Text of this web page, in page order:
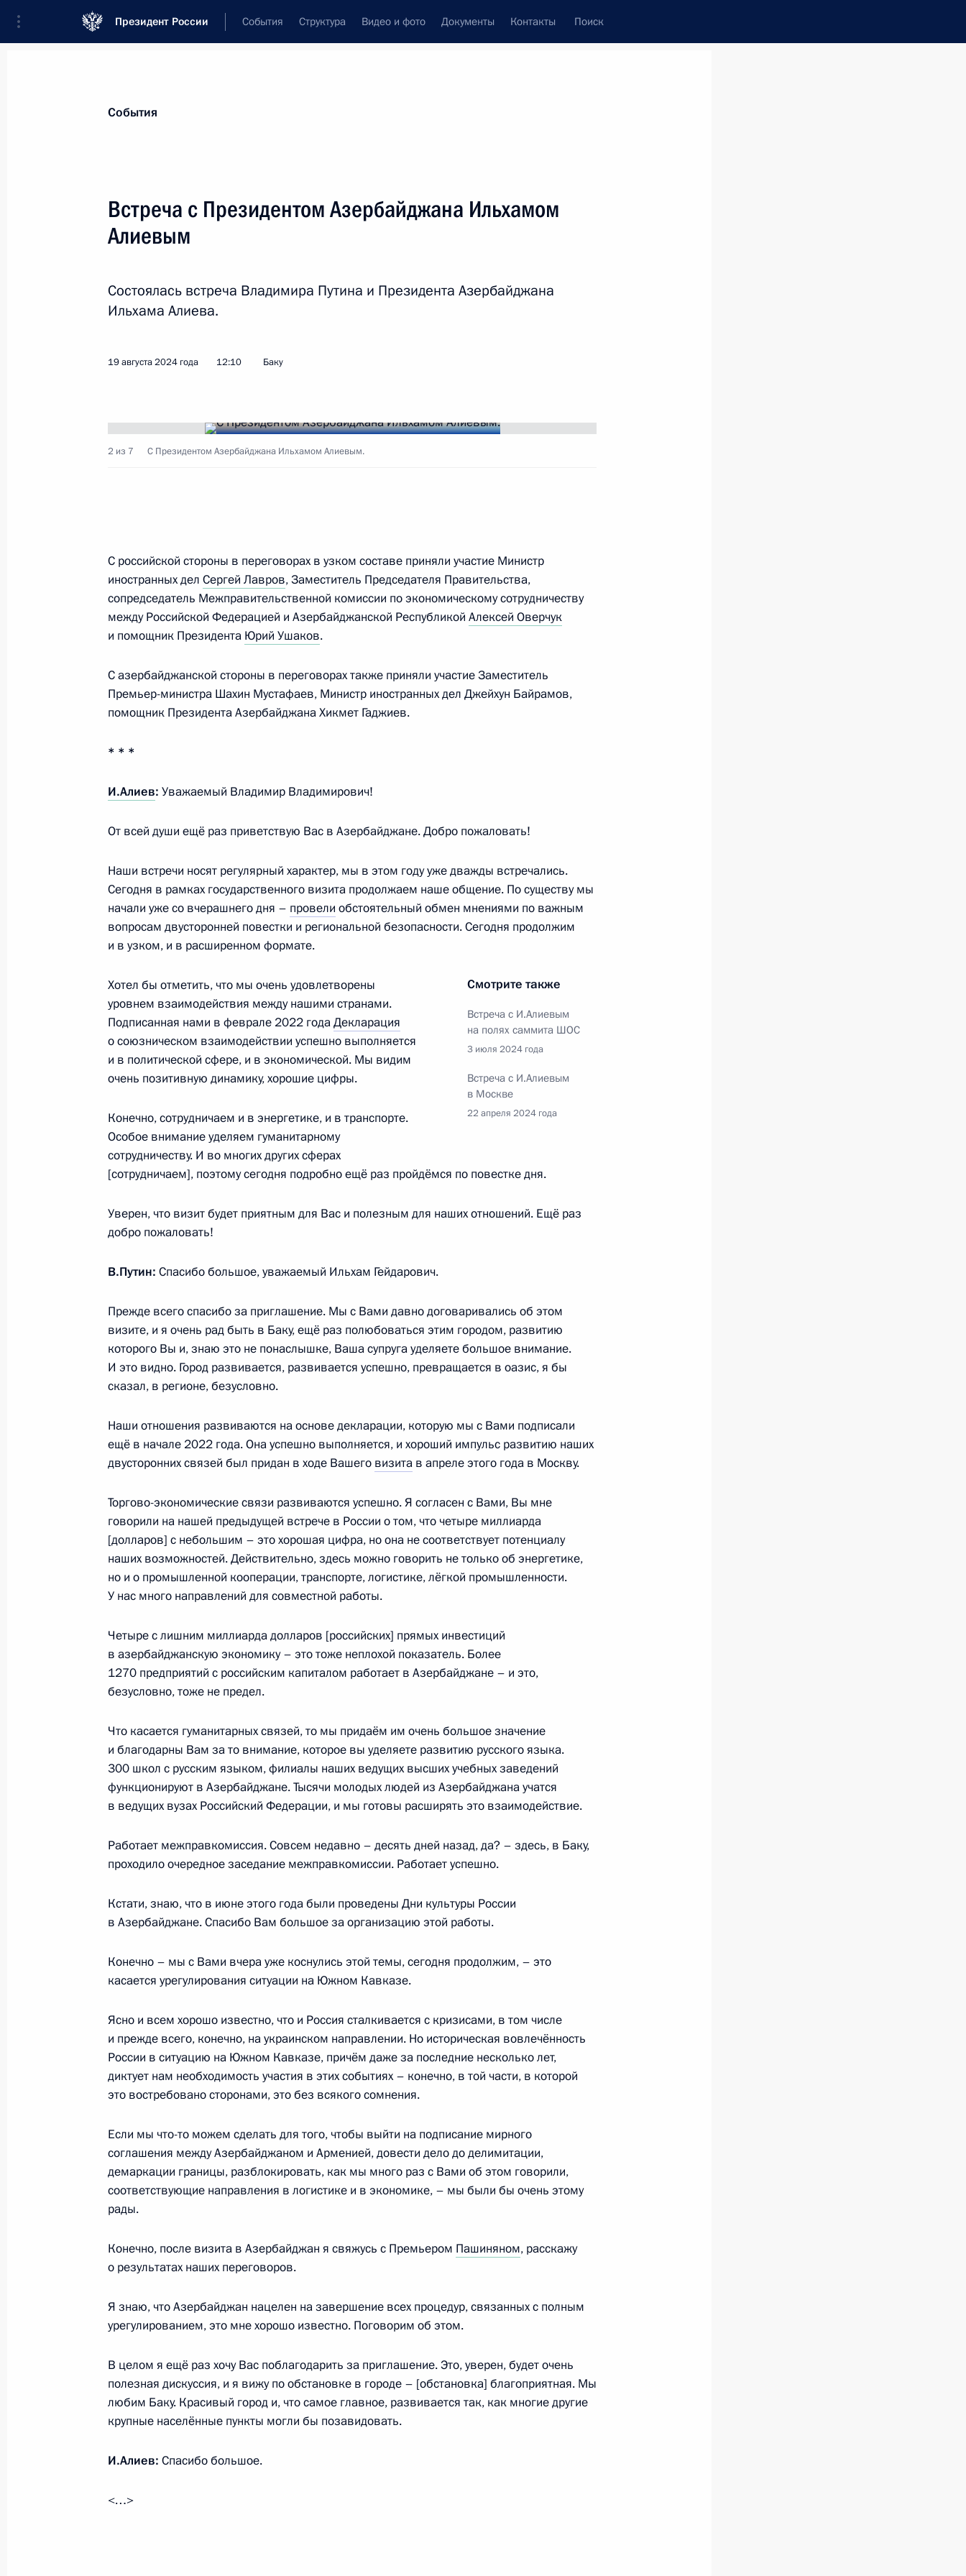
Президент России События Структура Видео и фото Документы Контакты Поиск
Алиевым
Телефонный разговор с Президентом Азербайджана Ильхамом
Алиевым
24 декабря 2025 года, 12:15
Алиевым
24 октября 2025 года, 13:00
9 октября 2025 года, 15:00
Телефонный разговор Владимира Путина, Александра
Лукашенко, Эмомали Рахмона с Ильхамом Алиевым
15 марта 2025 года, 18:35
Алиевым
28 декабря 2024 года, 15:35
Телефонный разговор с Президентом Азербайджана Ильхамом
24 декабря 2024 года, 11:50
Алиевым
15 ноября 2024 года, 12:15
Заседание Совета глав государств – участников СНГ
8 октября 2024 года, 15:00
Встреча с Президентом Азербайджана Ильхамом Алиевым
Алиевым
28 августа 2024 года, 12:22
Посещение кафедрального собора Святых жён-мироносиц
Осмотр территории Белого города Баку
Заявления Владимира Путина и Ильхама Алиева для СМИ
19 августа 2024 года, 15:00
Российско-азербайджанские переговоры
Начало российско-азербайджанских переговоров
в расширенном составе
Встреча с Президентом Азербайджана Ильхамом Алиевым
19 августа 2024 года, 12:10
Неформальная встреча с Президентом и Первым вице-
президентом Азербайджана
Государственный визит в Азербайджан
Встреча с Президентом Азербайджана Ильхамом Алиевым
3 июля 2024 года, 12:40
Амурской магистрали
События
Встреча с Президентом Азербайджана Ильхамом
Алиевым
Состоялась встреча Владимира Путина и Президента Азербайджана
Ильхама Алиева.
19 августа 2024 года 12:10 Баку
2 из 7 С Президентом Азербайджана Ильхамом Алиевым.
С российской стороны в переговорах в узком составе приняли участие Министр
иностранных дел Сергей Лавров, Заместитель Председателя Правительства,
сопредседатель Межправительственной комиссии по экономическому сотрудничеству
между Российской Федерацией и Азербайджанской Республикой Алексей Оверчук
и помощник Президента Юрий Ушаков.
С азербайджанской стороны в переговорах также приняли участие Заместитель
Премьер-министра Шахин Мустафаев, Министр иностранных дел Джейхун Байрамов,
помощник Президента Азербайджана Хикмет Гаджиев.
* * *
И.Алиев: Уважаемый Владимир Владимирович!
От всей души ещё раз приветствую Вас в Азербайджане. Добро пожаловать!
Наши встречи носят регулярный характер, мы в этом году уже дважды встречались.
Сегодня в рамках государственного визита продолжаем наше общение. По существу мы
начали уже со вчерашнего дня – провели обстоятельный обмен мнениями по важным
вопросам двусторонней повестки и региональной безопасности. Сегодня продолжим
и в узком, и в расширенном формате.
Смотрите также
Встреча с И.Алиевым
на полях саммита ШОС
3 июля 2024 года
Встреча с И.Алиевым
в Москве
22 апреля 2024 года
Хотел бы отметить, что мы очень удовлетворены
уровнем взаимодействия между нашими странами.
Подписанная нами в феврале 2022 годаДекларация
о союзническом взаимодействии успешно выполняется
и в политической сфере, и в экономической. Мы видим
очень позитивную динамику, хорошие цифры.
Конечно, сотрудничаем и в энергетике, и в транспорте.
Особое внимание уделяем гуманитарному
сотрудничеству. И во многих других сферах
[сотрудничаем], поэтому сегодня подробно ещё раз пройдёмся по повестке дня.
Уверен, что визит будет приятным для Вас и полезным для наших отношений. Ещё раз
добро пожаловать!
В.Путин: Спасибо большое, уважаемый Ильхам Гейдарович.
Прежде всего спасибо за приглашение. Мы с Вами давно договаривались об этом
визите, и я очень рад быть в Баку, ещё раз полюбоваться этим городом, развитию
которого Вы и, знаю это не понаслышке, Ваша супруга уделяете большое внимание.
И это видно. Город развивается, развивается успешно, превращается в оазис, я бы
сказал, в регионе, безусловно.
Наши отношения развиваются на основе декларации, которую мы с Вами подписали
ещё в начале 2022 года. Она успешно выполняется, и хороший импульс развитию наших
двусторонних связей был придан в ходе Вашего визита в апреле этого года в Москву.
Торгово-экономические связи развиваются успешно. Я согласен с Вами, Вы мне
говорили на нашей предыдущей встрече в России о том, что четыре миллиарда
[долларов] с небольшим – это хорошая цифра, но она не соответствует потенциалу
наших возможностей. Действительно, здесь можно говорить не только об энергетике,
но и о промышленной кооперации, транспорте, логистике, лёгкой промышленности.
У нас много направлений для совместной работы.
Четыре с лишним миллиарда долларов [российских] прямых инвестиций
в азербайджанскую экономику – это тоже неплохой показатель. Более
1270 предприятий с российским капиталом работает в Азербайджане – и это,
безусловно, тоже не предел.
Что касается гуманитарных связей, то мы придаём им очень большое значение
и благодарны Вам за то внимание, которое вы уделяете развитию русского языка.
300 школ с русским языком, филиалы наших ведущих высших учебных заведений
функционируют в Азербайджане. Тысячи молодых людей из Азербайджана учатся
в ведущих вузах Российский Федерации, и мы готовы расширять это взаимодействие.
Работает межправкомиссия. Совсем недавно – десять дней назад, да? – здесь, в Баку,
проходило очередное заседание межправкомиссии. Работает успешно.
Кстати, знаю, что в июне этого года были проведены Дни культуры России
в Азербайджане. Спасибо Вам большое за организацию этой работы.
Конечно – мы с Вами вчера уже коснулись этой темы, сегодня продолжим, – это
касается урегулирования ситуации на Южном Кавказе.
Ясно и всем хорошо известно, что и Россия сталкивается с кризисами, в том числе
и прежде всего, конечно, на украинском направлении. Но историческая вовлечённость
России в ситуацию на Южном Кавказе, причём даже за последние несколько лет,
диктует нам необходимость участия в этих событиях – конечно, в той части, в которой
это востребовано сторонами, это без всякого сомнения.
Если мы что-то можем сделать для того, чтобы выйти на подписание мирного
соглашения между Азербайджаном и Арменией, довести дело до делимитации,
демаркации границы, разблокировать, как мы много раз с Вами об этом говорили,
соответствующие направления в логистике и в экономике, – мы были бы очень этому
рады.
Конечно, после визита в Азербайджан я свяжусь с Премьером Пашиняном, расскажу
о результатах наших переговоров.
Я знаю, что Азербайджан нацелен на завершение всех процедур, связанных с полным
урегулированием, это мне хорошо известно. Поговорим об этом.
В целом я ещё раз хочу Вас поблагодарить за приглашение. Это, уверен, будет очень
полезная дискуссия, и я вижу по обстановке в городе – [обстановка] благоприятная. Мы
любим Баку. Красивый город и, что самое главное, развивается так, как многие другие
крупные населённые пункты могли бы позавидовать.
И.Алиев: Спасибо большое.
<…>